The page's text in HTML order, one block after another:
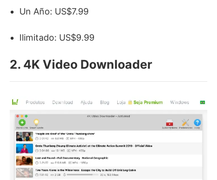
Un Año: US$7.99
Ilimitado: US$9.99
2. 4K Video Downloader